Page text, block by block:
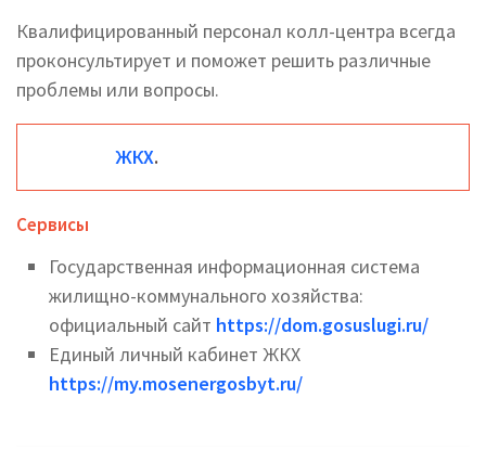
Квалифицированный персонал колл-центра всегда
проконсультирует и поможет решить различные
проблемы или вопросы.
ЖКХ.
Сервисы
Государственная информационная система
жилищно-коммунального хозяйства:
официальный сайт https://dom.gosuslugi.ru/
Единый личный кабинет ЖКХ
https://my.mosenergosbyt.ru/